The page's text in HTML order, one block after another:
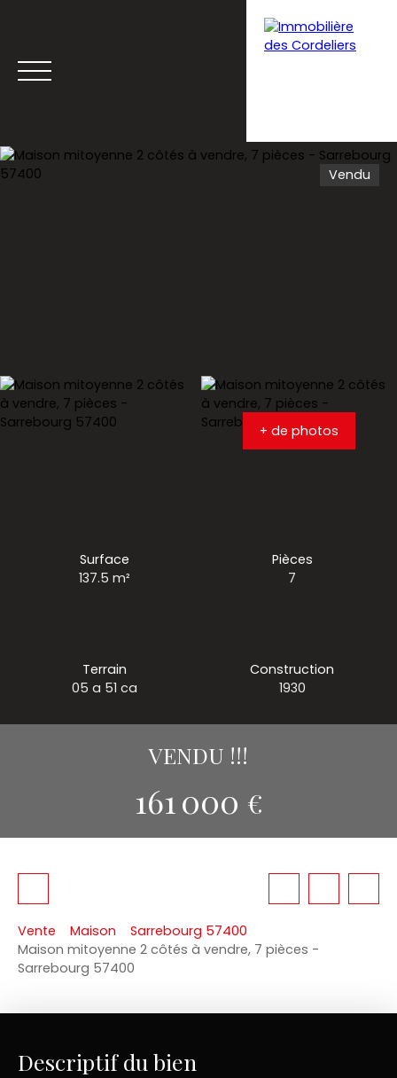
Vendu
+ de photos
Surface
137.5m²
Pièces
7
Terrain
05 a 51 ca
Construction
1930
VENDU !!!
161 000 €
Vente Maison
Sarrebourg 57400
Maison mitoyenne 2 côtés à vendre, 7 pièces -
Sarrebourg 57400
Descriptif du bien